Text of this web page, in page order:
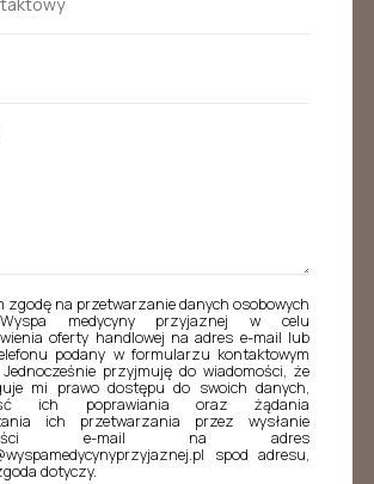
zgodę na przetwarzanie danych osobowych
medycyny przyjaznej w celu
oferty handlowej na adres e-mail lub
podany w formularzu kontaktowym
Jednocześnie przyjmuję do wiadomości, że
mi prawo dostępu do swoich danych,
ich poprawiania oraz żądania
ich przetwarzania przez wysłanie
e-mail na adres
spod adresu,
dotyczy.